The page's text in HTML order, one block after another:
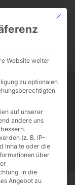
-:--
Kirche
Mit
Website weiter
zu optionalen
auf unserer
andere uns
(z. B. IP-
Inhalte oder die
über
in die
Angebot zu